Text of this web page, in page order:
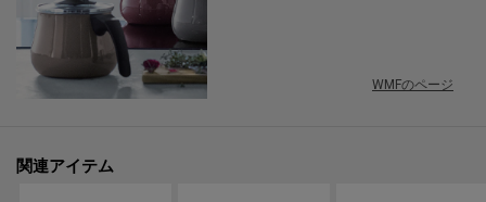
な、キッチンやテーブルを中心とした日々の
WMFのページ
関連アイテム